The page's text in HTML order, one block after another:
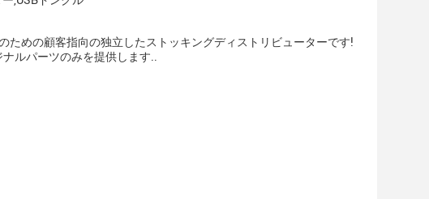
ための顧客指向の独立したストッキングディストリビューターです!
ルパーツのみを提供します..